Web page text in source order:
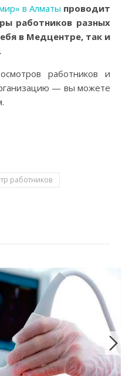
в Алматы проводит
работников разных
в Медцентре, так и
работников и
— вы можете
работников